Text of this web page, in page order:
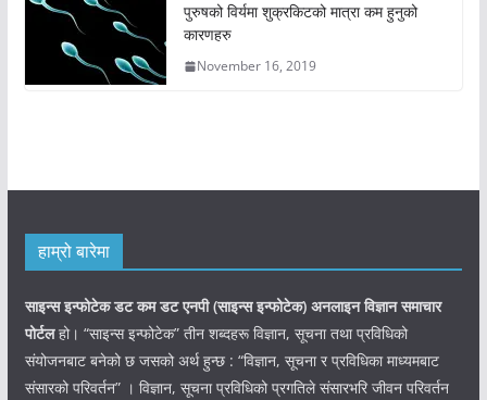
पुरुषको विर्यमा शुक्रकिटको मात्रा कम हुनुको
कारणहरु
November 16, 2019
हाम्रो बारेमा
साइन्स इन्फोटेक डट कम डट एनपी (साइन्सइन्फोटेक) अनलाइन विज्ञान समाचार
पोर्टलहो। “साइन्स इन्फोटेक” तीन शब्दहरू विज्ञान, सूचना तथा प्रविधिको
संयोजनबाट बनेको छ जसको अर्थ हुन्छ : “विज्ञान, सूचना र प्रविधिका माध्यमबाट
संसारको परिवर्तन” । विज्ञान, सूचना प्रविधिको प्रगतिले संसारभरि जीवन परिवर्तन